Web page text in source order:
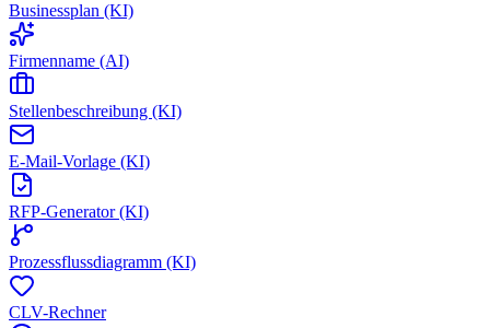
Businessplan (KI)
Firmenname (AI)
Stellenbeschreibung (KI)
E-Mail-Vorlage (KI)
RFP-Generator (KI)
Prozessflussdiagramm (KI)
CLV-Rechner